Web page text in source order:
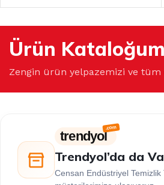
Ürün
Zengin ürün yelpazemizi ve
trendyol
Trendyol’da da
Censan Endüstriyel